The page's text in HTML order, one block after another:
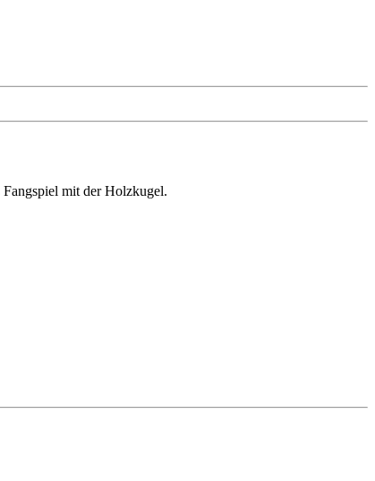
Fangspiel mit der Holzkugel.